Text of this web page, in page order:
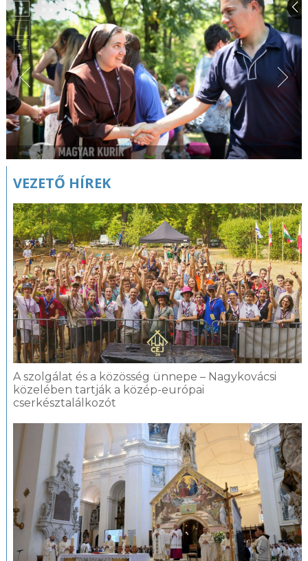
VEZETŐ HÍREK
A szolgálat és a közösség ünnepe – Nagykovácsi
közelében tartják a közép-európai
cserkésztalálkozót